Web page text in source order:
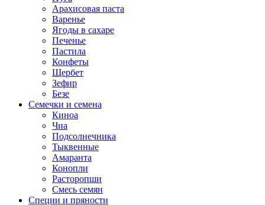
Арахисовая паста
Варенье
Ягоды в сахаре
Печенье
Пастила
Конфеты
Щербет
Зефир
Безе
Семечки и семена
Киноа
Чиа
Подсолнечника
Тыквенные
Амаранта
Конопли
Расторопши
Смесь семян
Специи и пряности